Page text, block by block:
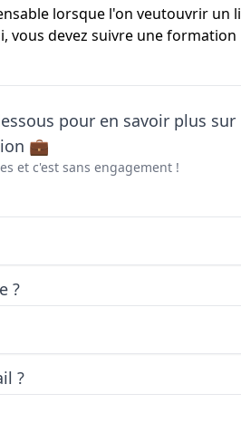
lorsque l'on veutouvrir
vous devez suivre une
pour en savoir plus sur
💼
et c'est sans engagement !
?
?